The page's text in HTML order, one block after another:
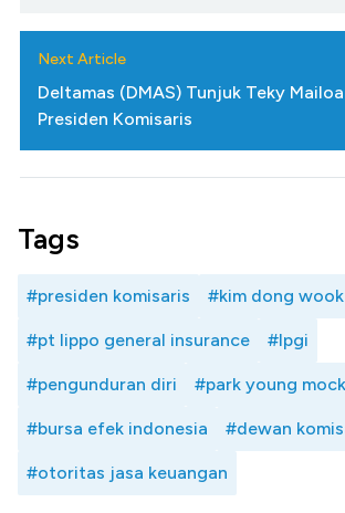
Next Article
Deltamas (DMAS) Tunjuk Teky
Presiden Komisaris
Tags
#presiden komisaris #kim dong wook
#pt lippo general insurance #lpgi
#pengunduran diri #park young mock
#bursa efek indonesia #dewan
#otoritas jasa keuangan